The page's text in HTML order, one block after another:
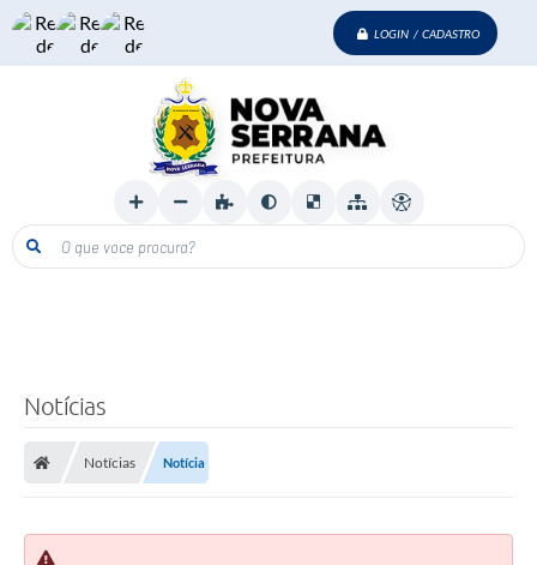
LOGIN / CADASTRO
O que voce procura?
Notícias
Notícias Notícia